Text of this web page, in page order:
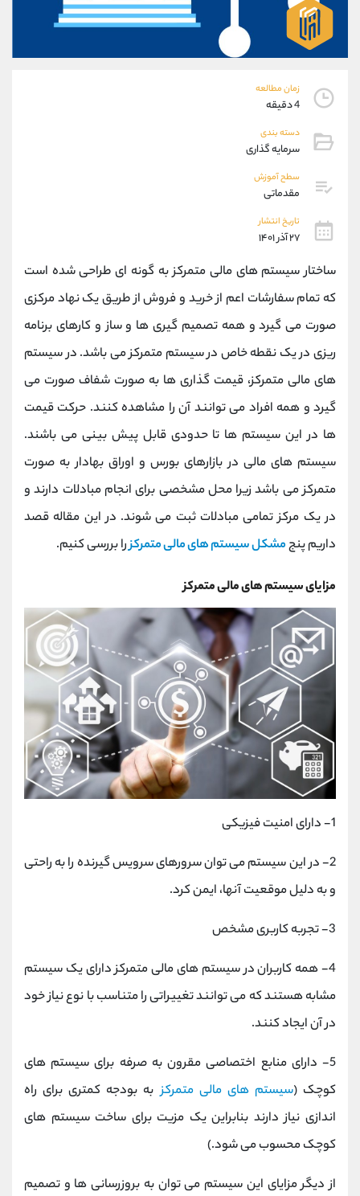
زمان مطالعه
4 دقیقه
دسته بندی
سرمایه گذاری
سطح آموزش
مقدماتی
تاریخ انتشار
۲۷ آذر ۱۴۰۱
ساختار سیستم های مالی متمرکز به گونه ای طراحی شده است
که تمام سفارشات اعم از خرید و فروش از طریق یک نهاد مرکزی
صورت می گیرد و همه تصمیم گیری ها و ساز و کارهای برنامه
ریزی در یک نقطه خاص در سیستم متمرکز می باشد. در سیستم
های مالی متمرکز، قیمت گذاری ها به صورت شفاف صورت می
گیرد و همه افراد می توانند آن را مشاهده کنند. حرکت قیمت
ها در این سیستم ها تا حدودی قابل پیش بینی می باشند.
سیستم های مالی در بازارهای بورس و اوراق بهادار به صورت
متمرکز می باشد زیرا محل مشخصی برای انجام مبادلات دارند و
در یک مرکز تمامی مبادلات ثبت می شوند. در این مقاله قصد
داریم پنجمشکل سیستم های مالی متمرکزرا بررسی کنیم.
مزایای سیستم های مالی متمرکز
1- دارای امنیت فیزیکی
2- در این سیستم می توان سرورهای سرویس گیرنده را به راحتی
و به دلیل موقعیت آنها، ایمن کرد.
3- تجربه کاربری مشخص
4- همه کاربران در سیستم های مالی متمرکز دارای یک سیستم
مشابه هستند که می توانند تغییراتی را متناسب با نوع نیاز خود
در آن ایجاد کنند.
5- دارای منابع اختصاصی مقرون به صرفه برای سیستم های
کوچک (سیستم های مالی متمرکزبه بودجه کمتری برای راه
اندازی نیاز دارند بنابراین یک مزیت برای ساخت سیستم های
کوچک محسوب می شود.)
از دیگر مزایای این سیستم می توان به بروزرسانی ها و تصمیم
09194198792
واتساپ شروع گفتگو
تلگرام
پشتیبان فروش
موبایل
واتساپ
داخلی
اطلاعات تماس (دفتر فروش)
تلفن 021-22021030
بدون پیش شماره 90001030
اینستاگرام @alireza.mehrabii
@alirezamehrabi_com